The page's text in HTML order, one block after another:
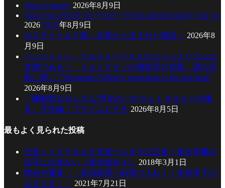
Time is money 2026年8月9日
כך בכיר חמאס משתמש בתחקיר “הארץ” כדי להכחיש את הטבח
בנובה2026年8月9日
ロスチャイルド家～迫害から生まれた物語～ 2026年8
月9日
ベンジャミン・フルフォードさんのジャーナリズムは
本物である！ イルミナティの補助霊の意図、謎の言
動に関してBenjamin Fulford’s journalism is the real deal!
2026年8月9日
『機動戦士ガンダム 閃光のハサウェイ キルケーの魔
女』予告編｜プライムビデオ 2026年8月5日
最もよく見られた投稿
天皇とイスラエル十支族〜ユダヤの正体／落合莞爾の
活字に出来ない《落合秘史４》
2018年3月1日
閉会中審査・・安倍総理一転受け入れ！！支持率下げ
止まらず・・
2021年7月21日